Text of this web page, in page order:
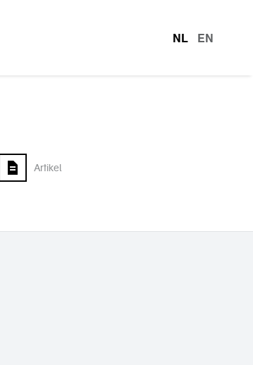
NL EN
Artikel